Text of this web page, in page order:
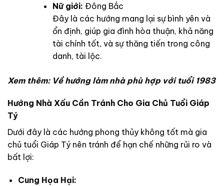
Nữ giới: Đông Bắc
Đây là các hướng mang lại sự bình yên và
ổn định, giúp gia đình hòa thuận, khả năng
tài chính tốt, và sự thăng tiến trong công
danh, tài lộc.
Xem thêm: Về hướng làm nhà phù hợp với tuổi 1983
Hướng Nhà Xấu Cần Tránh Cho Gia Chủ Tuổi Giáp
Tý
Dưới đây là các hướng phong thủy không tốt mà gia
chủ tuổi Giáp Tý nên tránh để hạn chế những rủi ro và
bất lợi:
Cung Họa Hại: